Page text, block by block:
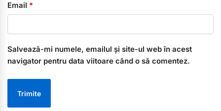
Email *
Salvează-mi numele, emailul și site-ul web în acest
navigator pentru data viitoare când o să comentez.